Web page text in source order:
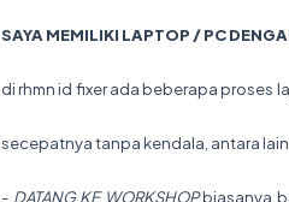
SAYA MEMILIKI LAPTOP / PC
di rhmn id fixer ada beberapa proses
secepatnya tanpa kendala, antara lain
- DATANG KE WORKSHOPbiasanya